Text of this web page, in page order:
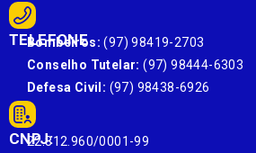
TELEFONE
Bombeiros: (97) 98419-2703
Conselho Tutelar: (97) 98444-6303
Defesa Civil: (97) 98438-6926
CNPJ:
22.812.960/0001-99